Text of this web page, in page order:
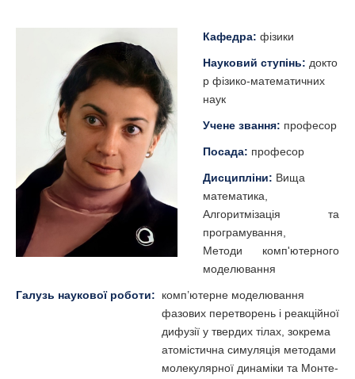
Кафедра: фізики
Науковий ступінь: докто
р фізико-математичних
наук
Учене звання: професор
Посада: професор
Дисципліни: Вища
математика,
Алгоритмізація та
програмування,
Методи комп'ютерного
моделювання
Галузь наукової роботи:
комп’ютерне моделювання
фазових перетворень і реакційної
дифузії у твердих тілах, зокрема
атомістична симуляція методами
молекулярної динаміки та Монте-